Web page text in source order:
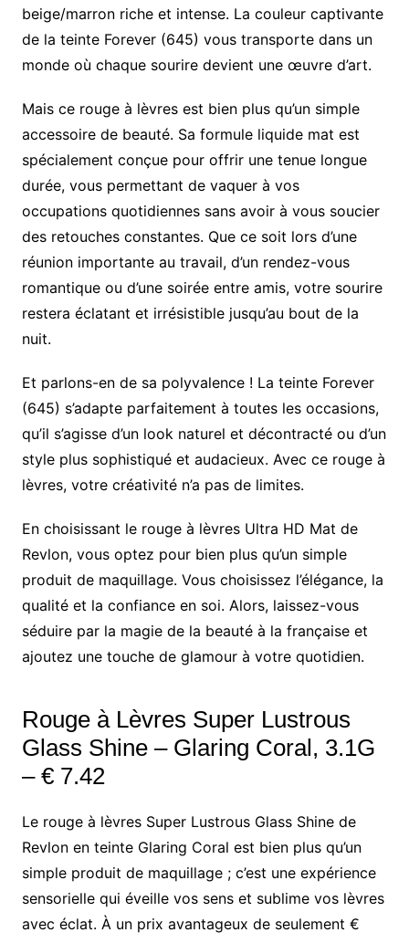
beige/marron riche et intense. La couleur captivante
de la teinte Forever (645) vous transporte dans un
monde où chaque sourire devient une œuvre d’art.
Mais ce rouge à lèvres est bien plus qu’un simple
accessoire de beauté. Sa formule liquide mat est
spécialement conçue pour offrir une tenue longue
durée, vous permettant de vaquer à vos
occupations quotidiennes sans avoir à vous soucier
des retouches constantes. Que ce soit lors d’une
réunion importante au travail, d’un rendez-vous
romantique ou d’une soirée entre amis, votre sourire
restera éclatant et irrésistible jusqu’au bout de la
nuit.
Et parlons-en de sa polyvalence ! La teinte Forever
(645) s’adapte parfaitement à toutes les occasions,
qu’il s’agisse d’un look naturel et décontracté ou d’un
style plus sophistiqué et audacieux. Avec ce rouge à
lèvres, votre créativité n’a pas de limites.
En choisissant le rouge à lèvres Ultra HD Mat de
Revlon, vous optez pour bien plus qu’un simple
produit de maquillage. Vous choisissez l’élégance, la
qualité et la confiance en soi. Alors, laissez-vous
séduire par la magie de la beauté à la française et
ajoutez une touche de glamour à votre quotidien.
Rouge à Lèvres Super Lustrous
Glass Shine – Glaring Coral, 3.1G
– € 7.42
Le rouge à lèvres Super Lustrous Glass Shine de
Revlon en teinte Glaring Coral est bien plus qu’un
simple produit de maquillage ; c’est une expérience
sensorielle qui éveille vos sens et sublime vos lèvres
avec éclat. À un prix avantageux de seulement €